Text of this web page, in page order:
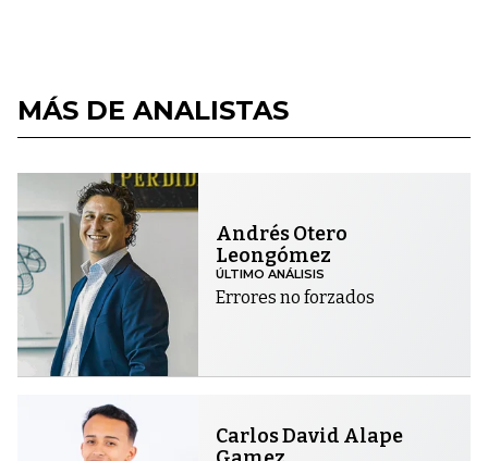
MÁS DE ANALISTAS
Andrés Otero
Leongómez
ÚLTIMO ANÁLISIS
Errores no forzados
Carlos David Alape